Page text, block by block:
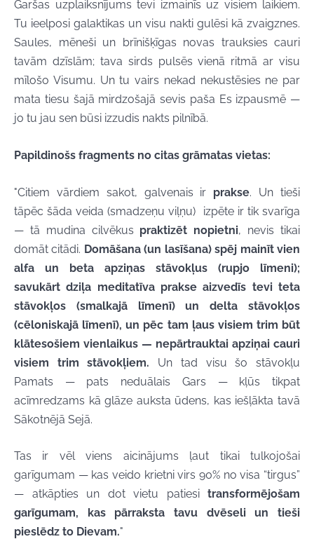
Garšas uzplaiksnījums tevi izmainīs uz visiem laikiem.
Tu ieelposi galaktikas un visu nakti gulēsi kā zvaigznes.
Saules, mēneši un brīnišķīgas novas trauksies cauri
tavām dzīslām; tava sirds pulsēs vienā ritmā ar visu
mīlošo Visumu. Un tu vairs nekad nekustēsies ne par
mata tiesu šajā mirdzošajā sevis paša Es izpausmē —
jo tu jau sen būsi izzudis nakts pilnībā.
Papildinošs fragments no citas grāmatas vietas:
"Citiem vārdiem sakot, galvenais ir prakse. Un tieši
tāpēc šāda veida (smadzeņu viļņu) izpēte ir tik svarīga
— tā mudina cilvēkus praktizēt nopietni, nevis tikai
domāt citādi. Domāšana (un lasīšana) spēj mainīt vien
alfa un beta apziņas stāvokļus (rupjo līmeni);
savukārt dziļa meditatīva prakse aizvedīs tevi teta
stāvokļos (smalkajā līmenī) un delta stāvokļos
(cēloniskajā līmenī), un pēc tam ļaus visiem trim būt
klātesošiem vienlaikus — nepārtrauktai apziņai cauri
visiem trim stāvokļiem. Un tad visu šo stāvokļu
Pamats — pats neduālais Gars — kļūs tikpat
acīmredzams kā glāze auksta ūdens, kas iešļākta tavā
Sākotnējā Sejā.
Tas ir vēl viens aicinājums ļaut tikai tulkojošai
garīgumam — kas veido krietni virs 90% no visa “tirgus”
— atkāpties un dot vietu patiesi transformējošam
garīgumam, kas pārraksta tavu dvēseli un tieši
pieslēdz to Dievam."